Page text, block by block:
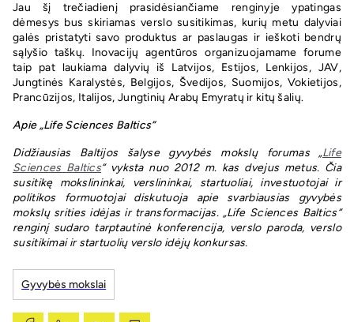
Jau šį trečiadienį prasidėsiančiame renginyje ypatingas
dėmesys bus skiriamas verslo susitikimas, kurių metu dalyviai
galės pristatyti savo produktus ar paslaugas ir ieškoti bendrų
sąlyšio taškų. Inovacijų agentūros organizuojamame forume
taip pat laukiama dalyvių iš Latvijos, Estijos, Lenkijos, JAV,
Jungtinės Karalystės, Belgijos, Švedijos, Suomijos, Vokietijos,
Prancūzijos, Italijos, Jungtinių Arabų Emyratų ir kitų šalių.
Apie „Life Sciences Baltics“
Didžiausias Baltijos šalyse gyvybės mokslų forumas „Life
Sciences Baltics“ vyksta nuo 2012 m. kas dvejus metus. Čia
susitikę mokslininkai, verslininkai, startuoliai, investuotojai ir
politikos formuotojai diskutuoja apie svarbiausias gyvybės
mokslų srities idėjas ir transformacijas. „Life Sciences Baltics“
renginį sudaro tarptautinė konferencija, verslo paroda, verslo
susitikimai ir startuolių verslo idėjų konkursas.
Gyvybės mokslai